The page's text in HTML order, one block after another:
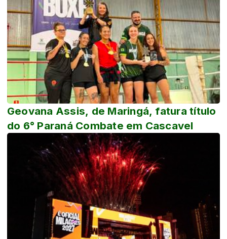
Geovana Assis, de Maringá, fatura título
do 6° Paraná Combate em Cascavel